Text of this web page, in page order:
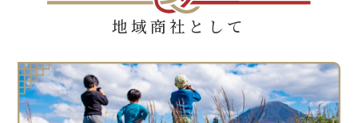
地域商社として